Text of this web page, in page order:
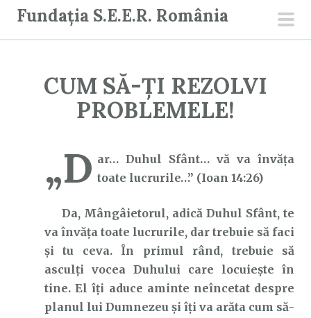
Fundația S.E.E.R. România
CUM SĂ-ȚI REZOLVI
PROBLEMELE!
„D ar… Duhul Sfânt… vă va învăţa
toate lucrurile…” (Ioan 14:26)
Da, Mângâietorul, adică Duhul Sfânt, te
va învăța toate lucrurile, dar trebuie să faci
și tu ceva. În primul rând, trebuie să
asculți vocea Duhului care locuiește în
tine. El îți aduce aminte neîncetat despre
planul lui Dumnezeu și îți va arăta cum să-